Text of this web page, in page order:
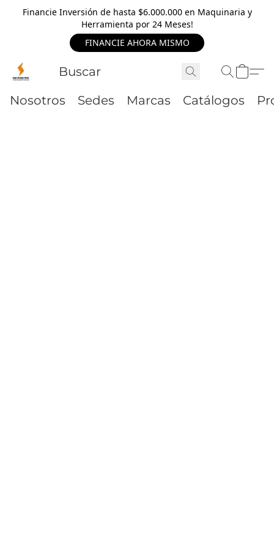
Financie Inversión de hasta $6.000.000 en Maquinaria y
Herramienta por 24 Meses!
FINANCIE AHORA MISMO
Nosotros Sedes Marcas Catálogos